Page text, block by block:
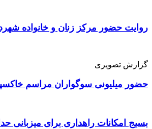
روایت حضور مرکز زنان و خانواده
گزارش تصویری
حضور میلیونی سوگواران مراسم
بسیج امکانات راهداری برای میزبانی